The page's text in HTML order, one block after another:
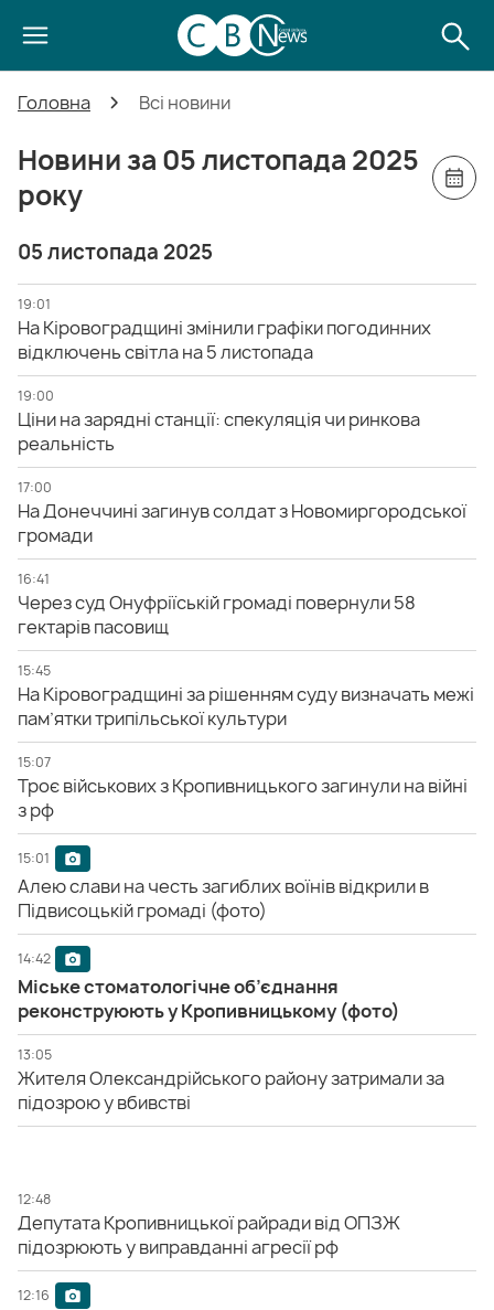
Головна Всі новини
Новини за 05 листопада 2025
року
05 листопада 2025
19:01
На Кіровоградщині змінили графіки погодинних
відключень світла на 5 листопада
19:00
Ціни на зарядні станції: спекуляція чи ринкова
реальність
17:00
На Донеччині загинув солдат з Новомиргородської
громади
16:41
Через суд Онуфріїській громаді повернули 58
гектарів пасовищ
15:45
На Кіровоградщині за рішенням суду визначать межі
пам’ятки трипільської культури
15:07
Троє військових з Кропивницького загинули на війні
з рф
15:01
Алею слави на честь загиблих воїнів відкрили в
Підвисоцькій громаді (фото)
14:42
Міське стоматологічне об’єднання
реконструюють у Кропивницькому (фото)
13:05
Жителя Олександрійського району затримали за
підозрою у вбивстві
12:48
Депутата Кропивницької райради від ОПЗЖ
підозрюють у виправданні агресії рф
12:16